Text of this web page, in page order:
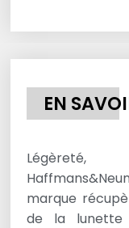
EN
marque
de la lunette